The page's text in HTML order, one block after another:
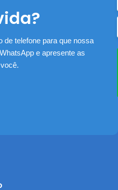
de telefone para que nossa
e apresente as